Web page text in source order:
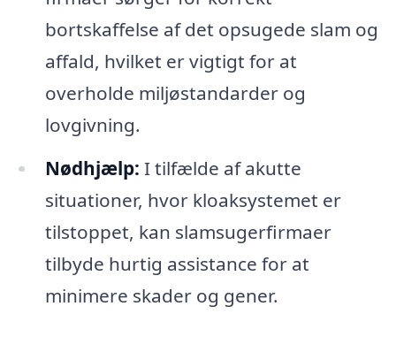
bortskaffelse af det opsugede slam og
affald, hvilket er vigtigt for at
overholde miljøstandarder og
lovgivning.
Nødhjælp: I tilfælde af akutte
situationer, hvor kloaksystemet er
tilstoppet, kan slamsugerfirmaer
tilbyde hurtig assistance for at
minimere skader og gener.